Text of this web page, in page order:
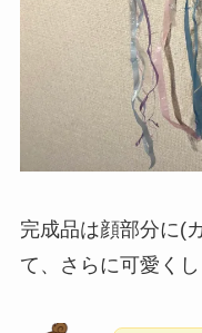
完成品は顔部分に(
て、さらに可愛く